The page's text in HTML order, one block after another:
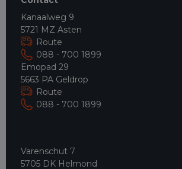
Kanaalweg 9
5721 MZ Asten
Route
088 - 700 1899
Emopad 29
5663 PA Geldrop
Route
088 - 700 1899
Varenschut 7
5705 DK Helmond